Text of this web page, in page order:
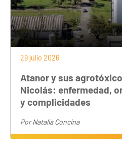
29 julio 2026
Atanor y sus
Nicolás: enfermedad,
y complicidades
PorNatalia Concina